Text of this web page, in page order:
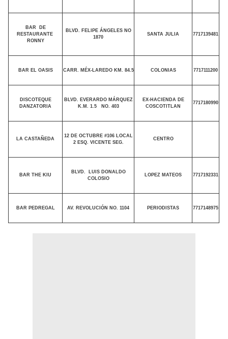
BAR
DE
RESTAURANTE
RONNY
BLVD. FELIPE ÁNGELES NO
1870
SANTA JULIA 7717139481
BAR EL OASIS CARR. MÉX-LAREDO KM. 84.5 COLONIAS 7717111200
DISCOTEQUE
DANZATORIA
BLVD. EVERARDO MÁRQUEZ
K.M. 1.5
NO. 403
EX-HACIENDA DE
COSCOTITLAN
7717180990
LA CASTAÑEDA
12 DE OCTUBRE #106 LOCAL
2 ESQ. VICENTE SEG.
CENTRO
BAR THE KIU
BLVD.
LUIS DONALDO
COLOSIO
LOPEZ MATEOS 7717192331
BAR PEDREGAL AV. REVOLUCIÓN NO. 1104 PERIODISTAS 7717148975